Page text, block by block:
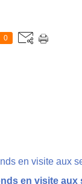
0
en visite aux